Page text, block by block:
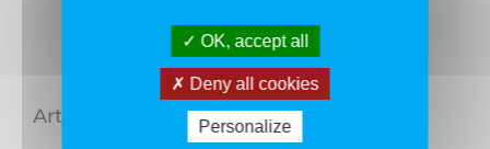
Articles similaires
OK, accept all
Deny all cookies
Personalize